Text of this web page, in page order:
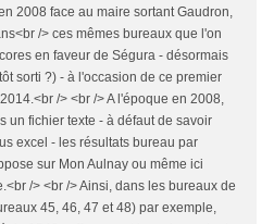
2008 face au maire sortant Gaudron,
/> ces mêmes bureaux que l'on
en faveur de Ségura - désormais
sorti ?) - à l'occasion de ce premier
/> <br /> A l'époque en 2008,
un fichier texte - à défaut de savoir
excel - les résultats bureau par
sur Mon Aulnay ou même ici
/> <br /> Ainsi, dans les bureaux de
45, 46, 47 et 48) par exemple,